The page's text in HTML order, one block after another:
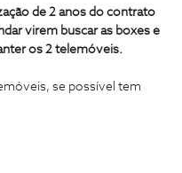
de 2 anos do contrato
virem buscar as boxes e
os 2 telemóveis.
se possível tem